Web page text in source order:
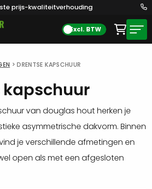
prijs-kwaliteitverhouding
Excl. BTW
>DRENTSE KAPSCHUUR
kapschuur
van douglas hout herken je
asymmetrische dakvorm. Binnen
je verschillende afmetingen en
open als met een afgesloten